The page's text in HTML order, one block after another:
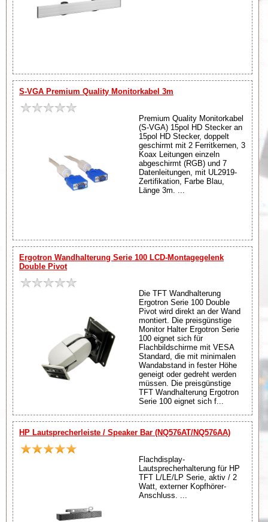
S-VGA Premium Quality Monitorkabel 3m
Premium Quality Monitorkabel
(S-VGA) 15pol HD Stecker an
15pol HD Stecker, doppelt
geschirmt mit 2 Ferritkernen, 3
Koax Leitungen einzeln
abgeschirmt (RGB) und 7
Datenleitungen, mit UL2919-
Zertifikation, Farbe Blau,
Länge 3m. ...
Ergotron Wandhalterung Serie 100 LCD-Montagegelenk
Double Pivot
Die TFT Wandhalterung
Ergotron Serie 100 Double
Pivot wird direkt an der Wand
montiert. Die preisgünstige
Monitor Halter Ergotron Serie
100 eignet sich für
Flachbildschirme mit VESA
Standard, die mit minimalen
Wandabstand in fester Höhe
geneigt oder gedreht werden
müssen. Die preisgünstige
TFT Wandhalterung Ergotron
Serie 100 eignet sich f...
HP Lautsprecherleiste / Speaker Bar (NQ576AT/NQ576AA)
Flachdisplay-
Lautsprecherhalterung für HP
TFT L/LE/LP Serie, aktiv / 2
Watt, externer Kopfhörer-
Anschluss. ...